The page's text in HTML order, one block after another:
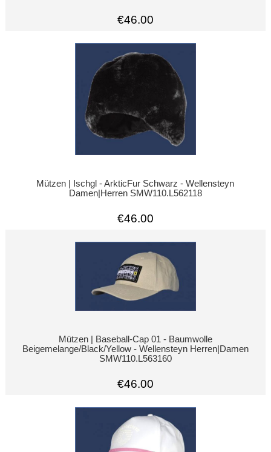
€46.00
Mützen | Ischgl - ArkticFur Schwarz - Wellensteyn
Damen|Herren SMW110.L562118
€46.00
Mützen | Baseball-Cap 01 - Baumwolle
Beigemelange/Black/Yellow - Wellensteyn Herren|Damen
SMW110.L563160
€46.00